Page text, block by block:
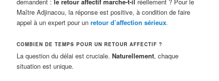
Maître Adjinacou, la réponse est positive, à condition de faire
appel à un expert pour unretour d’affection sérieux.
COMBIEN DE TEMPS POUR UN RETOUR AFFECTIF ?
La question du délai est cruciale.Naturellement, chaque
situation est unique.